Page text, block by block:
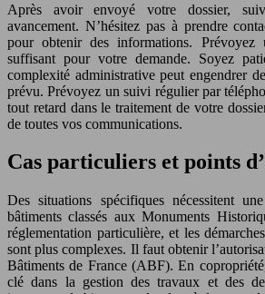
Après avoir envoyé votre dossier,
avancement. N’hésitez pas à prendre
pour obtenir des informations. Prévoyez
suffisant pour votre demande. Soyez
complexité administrative peut engendrer
prévu. Prévoyez un suivi régulier par
tout retard dans le traitement de votre
de toutes vos communications.
Cas particuliers et points
Des situations spécifiques nécessitent
bâtiments classés aux Monuments
réglementation particulière, et les
sont plus complexes. Il faut obtenir
Bâtiments de France (ABF). En
clé dans la gestion des travaux et des